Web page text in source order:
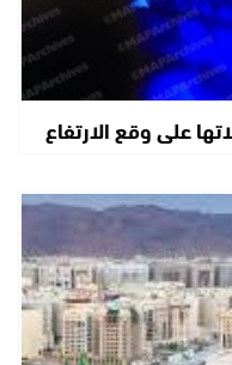
على وقع الارتفاع